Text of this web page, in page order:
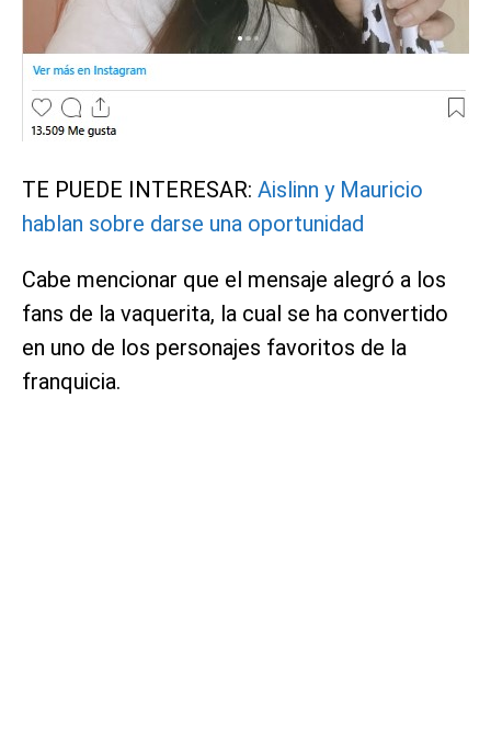
TE PUEDE INTERESAR: Aislinn y Mauricio
hablan sobre darse una oportunidad
Cabe mencionar que el mensaje alegró a los
fans de la vaquerita, la cual se ha convertido
en uno de los personajes favoritos de la
franquicia.